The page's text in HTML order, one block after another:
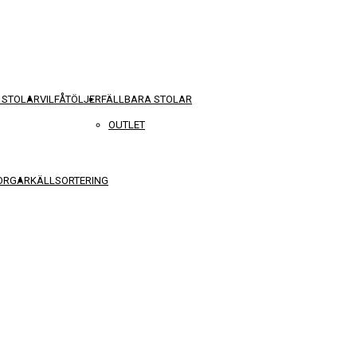
VILFÅTÖLJERFÄLLBARA STOLAR
KÄLLSORTERING
OUTLET